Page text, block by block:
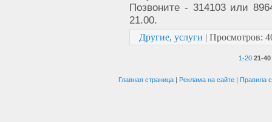
Позвоните - 314103 или
21.00.
Другие, услуги | Просмотров:
1-20 21-40
Главная страница | Реклама на сайте | Правила